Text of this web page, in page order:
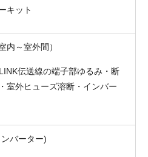
キット
内～室外間）
伝送線の端子部ゆるみ・断
室外ヒューズ溶断・インバー
バーター)